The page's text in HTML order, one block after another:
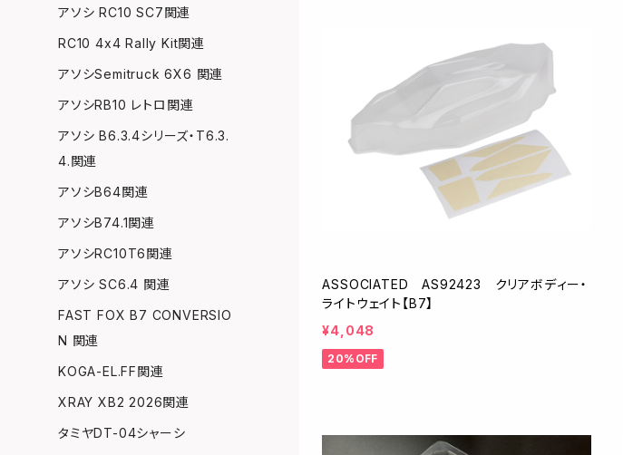
ASSOCIATED AS92423 クリアボディー・
ライトウェイト【B7】
¥4,048
20%OFF
アソシ RC10 SC7関連
RC10 4x4 Rally Kit関連
アソシSemitruck 6X6 関連
アソシRB10 レトロ関連
アソシ B6.3.4シリーズ・T6.3.
4.関連
アソシB64関連
アソシB74.1関連
アソシRC10T6関連
アソシ SC6.4 関連
FAST FOX B7 CONVERSIO
N 関連
KOGA-EL.FF関連
XRAY XB2 2026関連
タミヤDT-04シャーシ